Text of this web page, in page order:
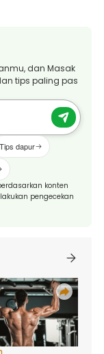
dan Masak
tips paling pas
Tips dapur
konten
pengecekan